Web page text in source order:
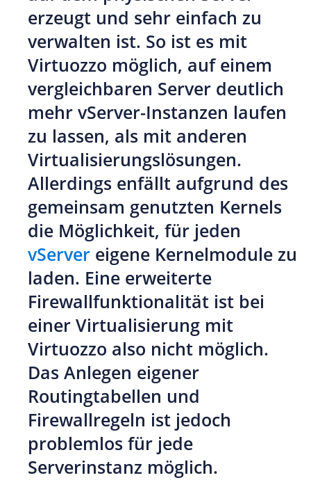
erzeugt und sehr einfach zu
verwalten ist. So ist es mit
Virtuozzo möglich, auf einem
vergleichbaren Server deutlich
mehr vServer-Instanzen laufen
zu lassen, als mit anderen
Virtualisierungslösungen.
Allerdings enfällt aufgrund des
gemeinsam genutzten Kernels
die Möglichkeit, für jeden
vServer eigene Kernelmodule zu
laden. Eine erweiterte
Firewallfunktionalität ist bei
einer Virtualisierung mit
Virtuozzo also nicht möglich.
Das Anlegen eigener
Routingtabellen und
Firewallregeln ist jedoch
problemlos für jede
Serverinstanz möglich.